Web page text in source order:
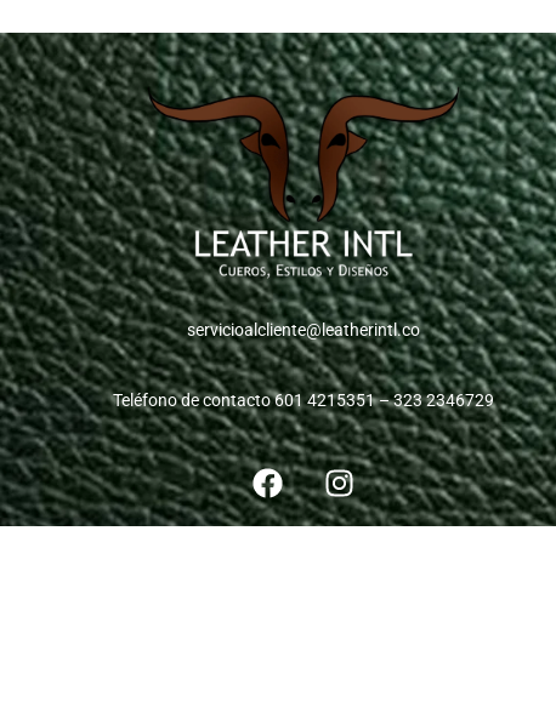
servicioalcliente@leatherintl.co
Teléfono de contacto 601 4215351 – 323 2346729